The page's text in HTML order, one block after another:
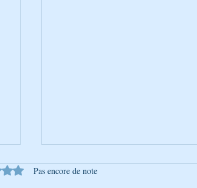
sur 5.
Pas encore de note